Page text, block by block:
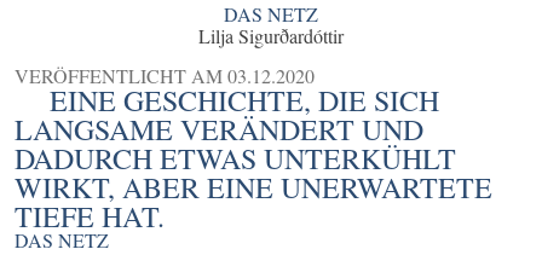
DAS NETZ
Lilja Sigurðardóttir
VERÖFFENTLICHT AM03.12.2020
EINE GESCHICHTE, DIE SICH
LANGSAME VERÄNDERT UND
DADURCH ETWAS UNTERKÜHLT
WIRKT, ABER EINE UNERWARTETE
TIEFE HAT.
DAS NETZ